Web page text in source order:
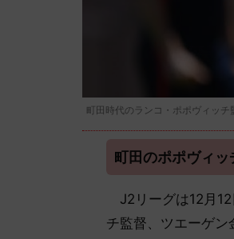
町田時代のランコ・ポポヴィッ
町田のポポヴィッ
J2リーグは12月12
チ監督、ツエーゲ